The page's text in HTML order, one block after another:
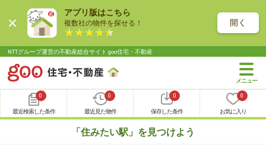
アプリ版はこちら
複数社の物件を探せる！ 開く
NTTグループ運営の不動産総合サイト goo住宅・不動産
0
最近検索した条件
0
最近見た物件
0
保存した条件
0
お気に入り
「住みたい駅」を見つけよう